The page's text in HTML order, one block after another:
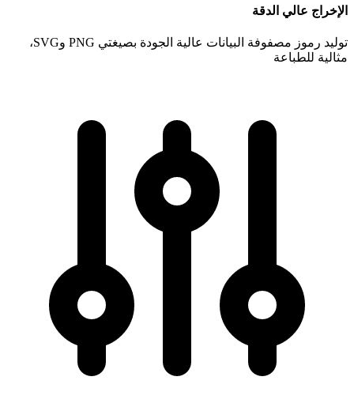
الإخراج عالي الدقة
توليد رموز مصفوفة البيانات عالية الجودة بصيغتي PNG وSVG،
مثالية للطباعة